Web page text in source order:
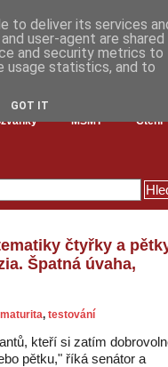
MŠMT Čtení
čtyřky a
Špatná úvaha,
, testování
kteří si zatím
pětku," říká senátor a
to deliver its services
user-agent are shared
and security metrics to
usage statistics, and to
GOT IT